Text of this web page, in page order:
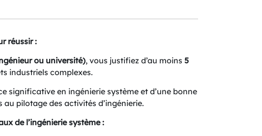
réussir :
ou université), vous justifiez d’au moins 5
industriels complexes.
significative en ingénierie système et d’une bonne
pilotage des activités d’ingénierie.
de l’ingénierie système :